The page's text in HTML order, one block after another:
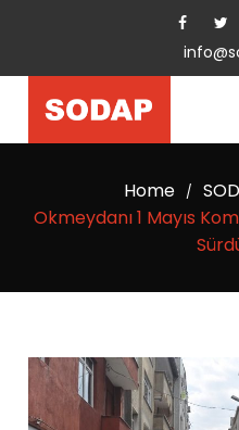
Home /
Okmeydanı 1 Mayıs